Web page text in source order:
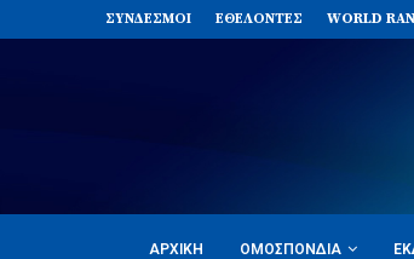
ΣΥΝΔΈΣΜΟΙ ΕΘΕΛΟΝΤΈΣ WORLD
ΑΡΧΙΚΉ ΟΜΟΣΠΟΝΔΊΑ